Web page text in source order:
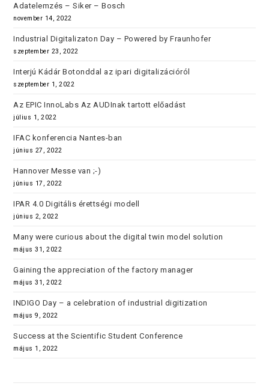
Adatelemzés – Siker – Bosch
november 14, 2022
Industrial Digitalizaton Day – Powered by Fraunhofer
szeptember 23, 2022
Interjú Kádár Botonddal az ipari digitalizációról
szeptember 1, 2022
Az EPIC InnoLabs Az AUDInak tartott előadást
július 1, 2022
IFAC konferencia Nantes-ban
június 27, 2022
Hannover Messe van ;-)
június 17, 2022
IPAR 4.0 Digitális érettségi modell
június 2, 2022
Many were curious about the digital twin model solution
május 31, 2022
Gaining the appreciation of the factory manager
május 31, 2022
INDIGO Day – a celebration of industrial digitization
május 9, 2022
Success at the Scientific Student Conference
május 1, 2022